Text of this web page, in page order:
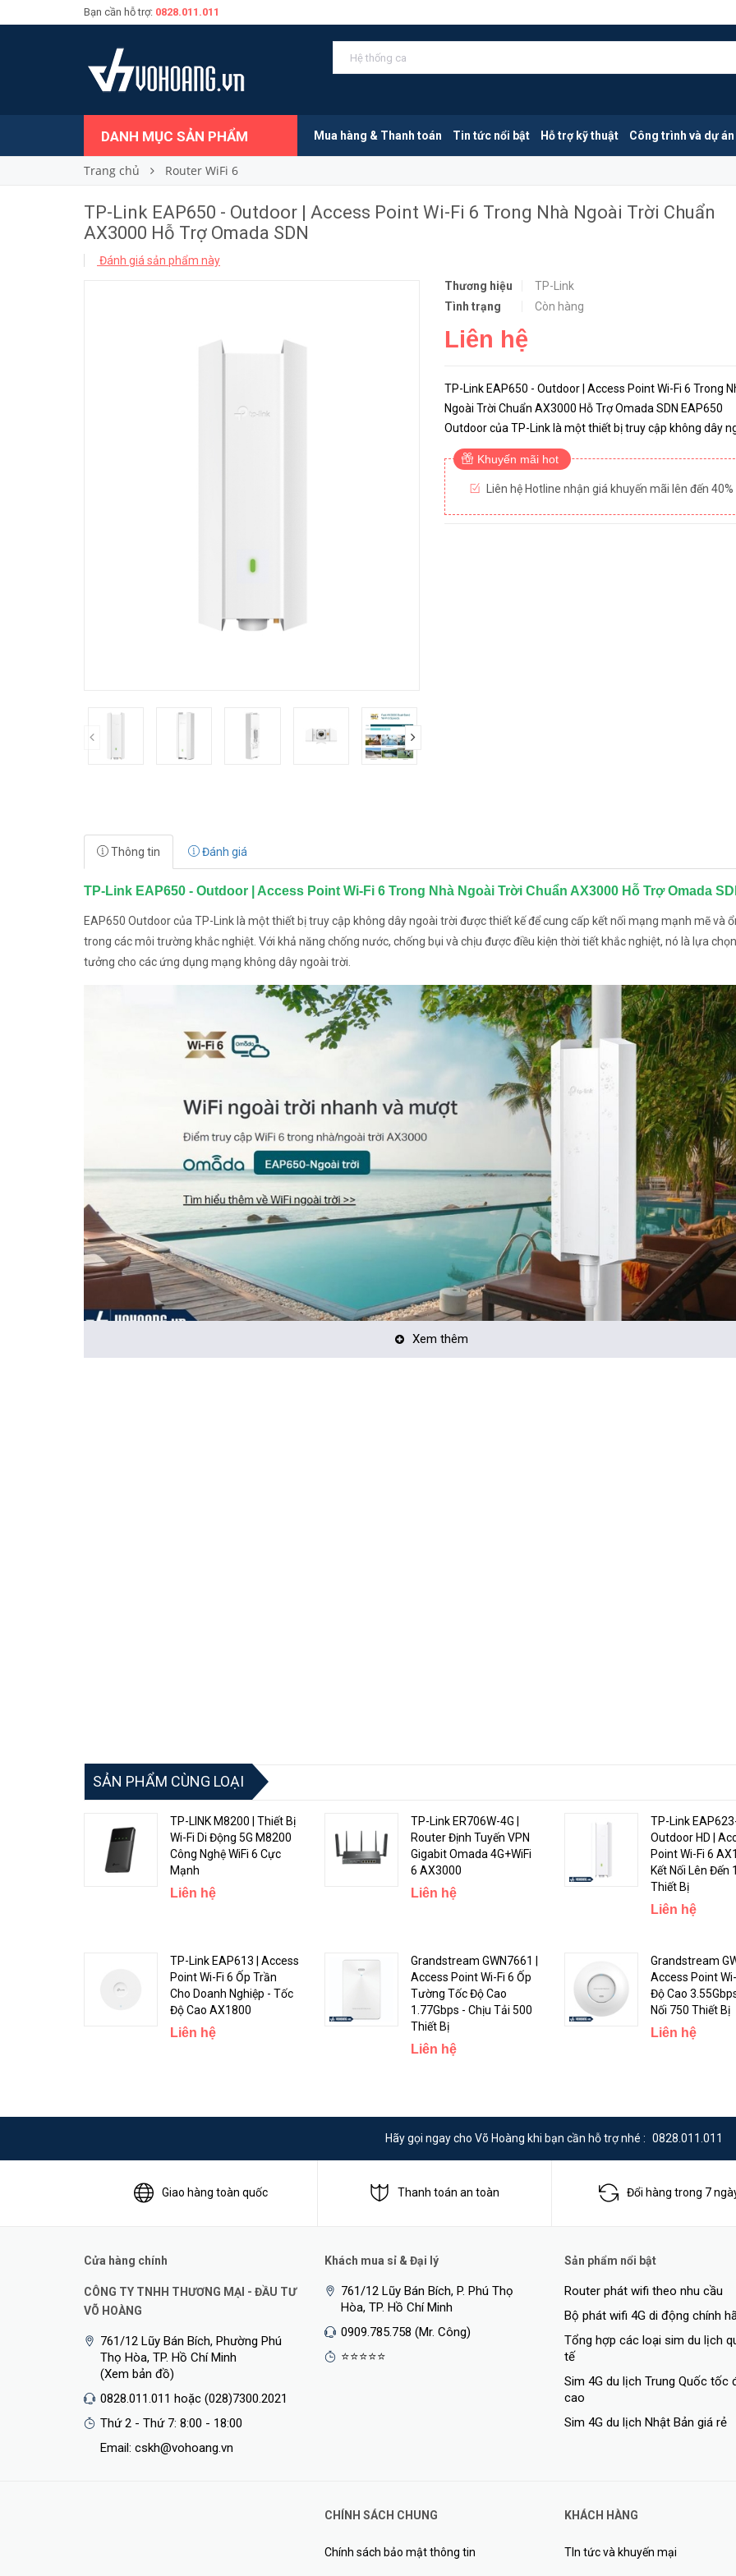
Bạn cần hỗ trợ: 0828.011.011
DANH MỤC SẢN PHẨM Mua hàng & Thanh toán Tin tức nổi bật Hỗ trợ kỹ thuật Công trình và dự
Trang chủ Router WiFi 6
TP-Link EAP650 - Outdoor | Access Point Wi-Fi 6 Trong Nhà Ngoài Trời Chuẩn
AX3000 Hỗ Trợ Omada SDN
Đánh giá sản phẩm này
prev
Thương hiệu
TP-Link
Tình trạng
Còn hàng
Liên hệ
TP-Link EAP650 - Outdoor | Access Point Wi-Fi 6 Trong
Ngoài Trời Chuẩn AX3000 Hỗ Trợ Omada SDN EAP650
Outdoor của TP-Link là một thiết bị truy cập không dây
trời được thiết kế để cung cấp kết nối mạng mạnh mẽ và
định trong các môi trư...
Khuyến mãi hot
Liên hệ Hotline nhận giá khuyến mãi lên đến 40%
HẾT
Thông tin Đánh giá
TP-Link EAP650 - Outdoor | Access Point Wi-Fi 6 Trong Nhà Ngoài Trời Chuẩn AX3000 Hỗ Trợ Omada
EAP650 Outdoor của TP-Link là một thiết bị truy cập không dây ngoài trời được thiết kế để cung cấp kết nối mạng mạnh mẽ và
trong các môi trường khắc nghiệt. Với khả năng chống nước, chống bụi và chịu được điều kiện thời tiết khắc nghiệt, nó là lựa
tưởng cho các ứng dụng mạng không dây ngoài trời.
Đặc Điểm Nổi Bật Của Sản Phẩm:
Lý tưởng cho vùng phủ sóng WiFi ngoài trời dành cho doanh nghiệp nhỏ, vừa và lớn
WiFi ngoài trời phù hợp cho cả các tình huống kinh doanh và gia đình
Tăng sức mạnh cho doanh nghiệp của bạn với WiFi doanh nghiệp kỷ nguyên mới 6
Wi-Fi 6 dành cho doanh nghiệp thời đại mới với tốc độ lên tới 2976 Mb/giây mang lại tốc độ nhanh hơn gấp đôi so với Wi-Fi 5.*1
Xem thêm
SẢN PHẨM CÙNG LOẠI
TP-LINK M8200 | Thiết Bị
Wi-Fi Di Động 5G M8200
Công Nghệ WiFi 6 Cực
Mạnh
Liên hệ
TP-Link ER706W-4G |
Router Định Tuyến VPN
Gigabit Omada 4G+WiFi
6 AX3000
Liên hệ
TP-Link
Outdoor HD |
Point Wi-Fi 6
Kết Nối Lên Đến
Thiết Bị
Liên hệ
TP-Link EAP613 | Access
Point Wi-Fi 6 Ốp Trần
Cho Doanh Nghiệp - Tốc
Độ Cao AX1800
Liên hệ
Grandstream GWN7661 |
Access Point Wi-Fi 6 Ốp
Tường Tốc Độ Cao
1.77Gbps - Chịu Tải 500
Thiết Bị
Liên hệ
Grandstream
Access Point
Độ Cao
Nối 750 Thiết Bị
Liên hệ
Hãy gọi ngay cho Võ Hoàng khi bạn cần hỗ trợ nhé : 0828.011.011
Giao hàng toàn quốc Thanh toán an toàn Đổi hàng trong 7
Cửa hàng chính
CÔNG TY TNHH THƯƠNG MẠI - ĐẦU TƯ
VÕ HOÀNG
761/12 Lũy Bán Bích, Phường Phú
Thọ Hòa, TP. Hồ Chí Minh
(Xem bản đồ)
0828.011.011 hoặc (028)7300.2021
Thứ 2 - Thứ 7: 8:00 - 18:00
Email: cskh@vohoang.vn
Khách mua sỉ & Đại lý
761/12 Lũy Bán Bích, P. Phú Thọ
Hòa, TP. Hồ Chí Minh
0909.785.758 (Mr. Công)
⭐⭐⭐⭐⭐
Sản phẩm nổi bật
Router phát wifi theo nhu cầu
Bộ phát wifi 4G di động chính
Tổng hợp các loại sim du lịch
tế
Sim 4G du lịch Trung Quốc tốc
cao
Sim 4G du lịch Nhật Bản giá rẻ
CHÍNH SÁCH CHUNG
Chính sách bảo mật thông tin
KHÁCH HÀNG
TIn tức và khuyến mại